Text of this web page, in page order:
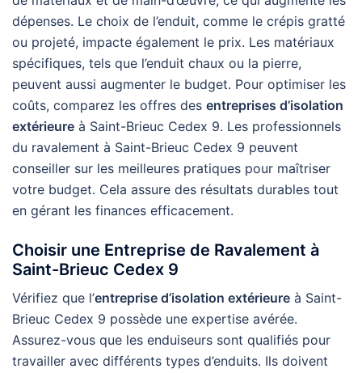
dépenses. Le choix de l’enduit, comme le crépis gratté
ou projeté, impacte également le prix. Les matériaux
spécifiques, tels que l’enduit chaux ou la pierre,
peuvent aussi augmenter le budget. Pour optimiser les
coûts, comparez les offres des entreprises d’isolation
extérieure à Saint-Brieuc Cedex 9. Les professionnels
du ravalement à Saint-Brieuc Cedex 9 peuvent
conseiller sur les meilleures pratiques pour maîtriser
votre budget. Cela assure des résultats durables tout
en gérant les finances efficacement.
Choisir une Entreprise de Ravalement à
Saint-Brieuc Cedex 9
Vérifiez que l’entreprise d’isolation extérieure à Saint-
Brieuc Cedex 9 possède une expertise avérée.
Assurez-vous que les enduiseurs sont qualifiés pour
travailler avec différents types d’enduits. Ils doivent